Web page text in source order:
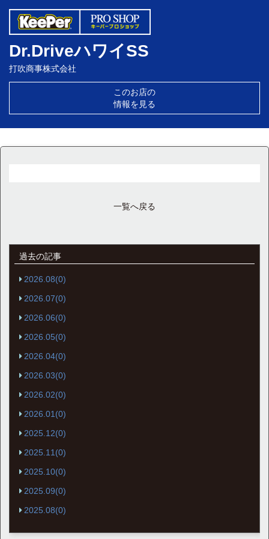
Dr.DriveハワイSS
打吹商事株式会社
このお店の
情報を見る
一覧へ戻る
過去の記事
2026.08(0)
2026.07(0)
2026.06(0)
2026.05(0)
2026.04(0)
2026.03(0)
2026.02(0)
2026.01(0)
2025.12(0)
2025.11(0)
2025.10(0)
2025.09(0)
2025.08(0)